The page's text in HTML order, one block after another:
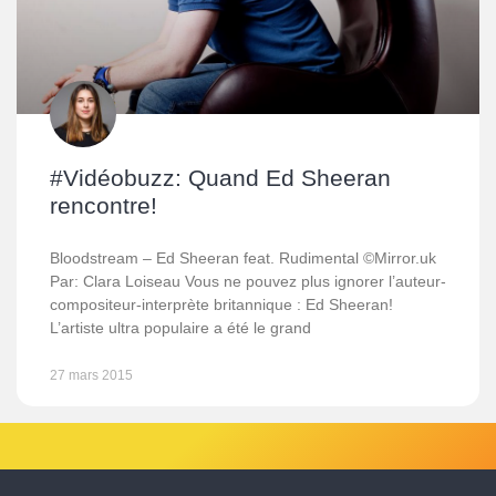
#Vidéobuzz: Quand Ed Sheeran
rencontre!
Bloodstream – Ed Sheeran feat. Rudimental ©Mirror.uk
Par: Clara Loiseau Vous ne pouvez plus ignorer l’auteur-
compositeur-interprète britannique : Ed Sheeran!
L’artiste ultra populaire a été le grand
27 mars 2015